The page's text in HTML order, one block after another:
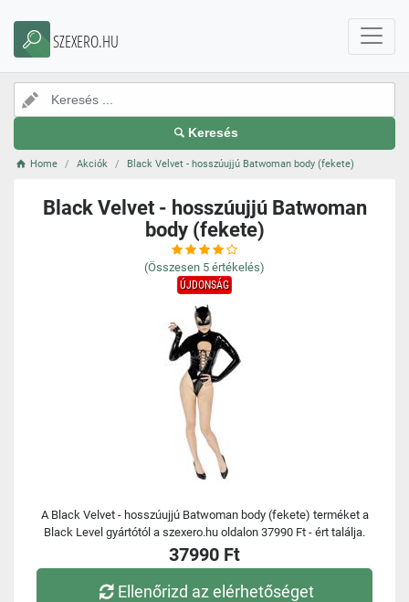
SZEXERO.HU
Keresés
Home Akciók Black Velvet - hosszúujjú Batwoman body (fekete)
Black Velvet - hosszúujjú Batwoman
body (fekete)
(Összesen 5 értékelés)
ÚJDONSÁG
A Black Velvet - hosszúujjú Batwoman body (fekete) terméket a
Black Level gyártótól a szexero.hu oldalon 37990 Ft - ért találja.
37990 Ft
Ellenőrizd az elérhetőséget